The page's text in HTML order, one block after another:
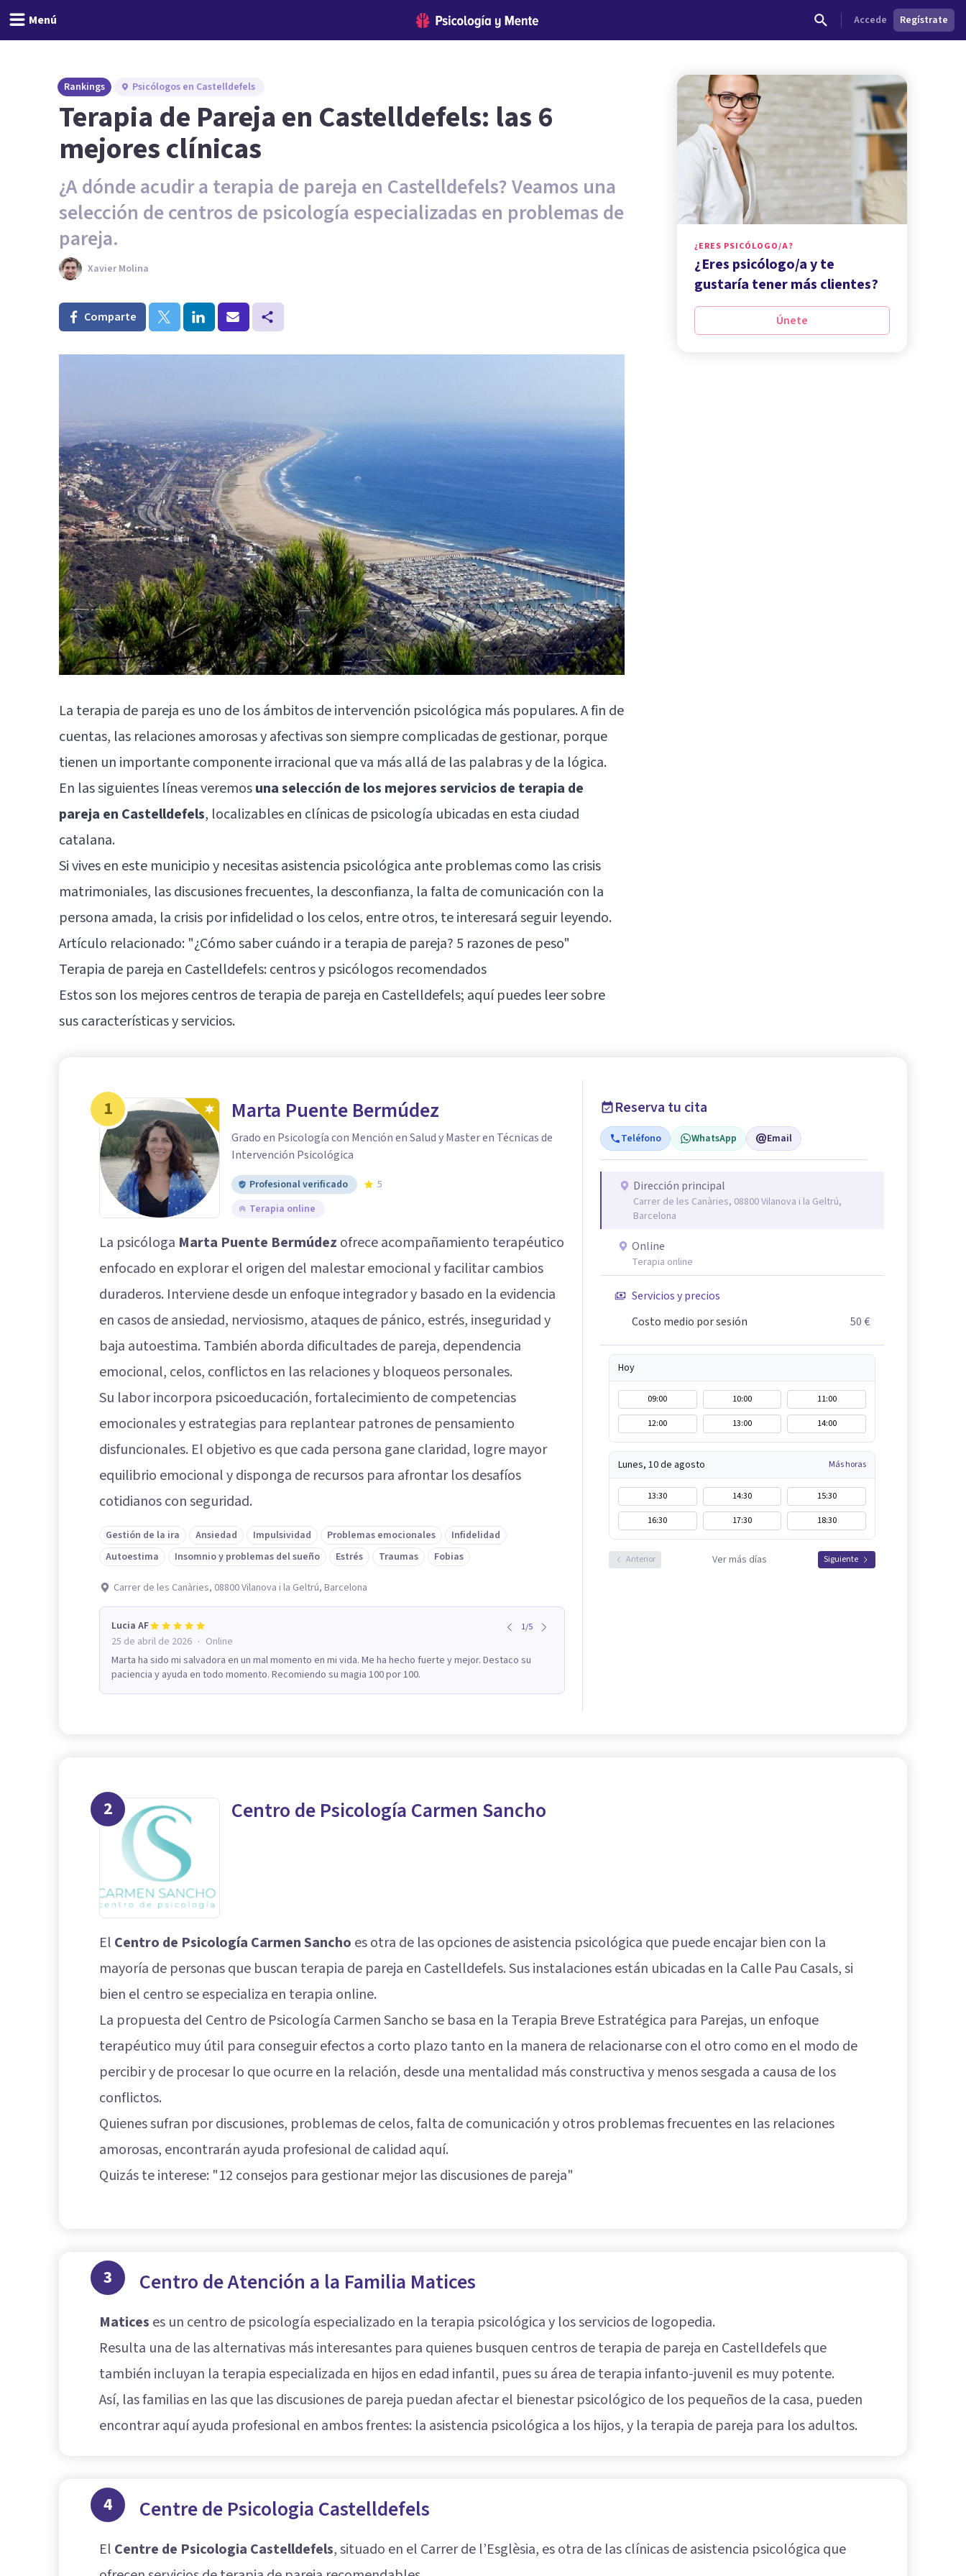
Menú Accede Regístrate
Rankings Psicólogos en Castelldefels
Terapia de Pareja en Castelldefels: las 6
mejores clínicas
¿A dónde acudir a terapia de pareja en Castelldefels? Veamos una
selección de centros de psicología especializadas en problemas de
pareja.
Xavier Molina
Comparte
La terapia de pareja es uno de los ámbitos de intervención psicológica más populares. A fin de
cuentas, las relaciones amorosas y afectivas son siempre complicadas de gestionar, porque
tienen un importante componente irracional que va más allá de las palabras y de la lógica.
En las siguientes líneas veremosuna selección de los mejores servicios de terapia de
pareja en Castelldefels, localizables en clínicas de psicología ubicadas en esta ciudad
catalana.
Si vives en este municipio y necesitas asistencia psicológica ante problemas como las crisis
matrimoniales, las discusiones frecuentes, la desconfianza, la falta de comunicación con la
persona amada, la crisis por infidelidad o los celos, entre otros, te interesará seguir leyendo.
Artículo relacionado: "¿Cómo saber cuándo ir a terapia de pareja? 5 razones de peso"
Terapia de pareja en Castelldefels: centros y psicólogos recomendados
Estos son los mejores centros de terapia de pareja en Castelldefels; aquí puedes leer sobre
sus características y servicios.
¿ERES PSICÓLOGO/A?
¿Eres psicólogo/a y te
gustaría tener más clientes?
Únete
1 Marta Puente Bermúdez
Grado en Psicología con Mención en Salud y Master en Técnicas de
Intervención Psicológica
Profesional verificado
5
Terapia online
La psicóloga Marta Puente Bermúdez ofrece acompañamiento terapéutico
enfocado en explorar el origen del malestar emocional y facilitar cambios
duraderos. Interviene desde un enfoque integrador y basado en la evidencia
en casos de ansiedad, nerviosismo, ataques de pánico, estrés, inseguridad y
baja autoestima. También aborda dificultades de pareja, dependencia
emocional, celos, conflictos en las relaciones y bloqueos personales.
Su labor incorpora psicoeducación, fortalecimiento de competencias
emocionales y estrategias para replantear patrones de pensamiento
disfuncionales. El objetivo es que cada persona gane claridad, logre mayor
equilibrio emocional y disponga de recursos para afrontar los desafíos
cotidianos con seguridad.
Gestión de la ira Ansiedad Impulsividad Problemas emocionales
Infidelidad
Autoestima
Insomnio y problemas del sueño Estrés Traumas Fobias
Carrer de les Canàries, 08800 Vilanova i la Geltrú, Barcelona
Lucia AF 1/5
25 de abril de 2026 · Online
Marta ha sido mi salvadora en un mal momento en mi vida. Me ha hecho fuerte y mejor. Destaco su
paciencia y ayuda en todo momento. Recomiendo su magia 100 por 100.
Reserva tu cita
Teléfono WhatsApp Email
Dirección principal
Carrer de les Canàries, 08800 Vilanova i la Geltrú,
Barcelona
Online
Terapia online
Servicios y precios
Costo medio por sesión
50 €
Hoy
09:00 10:00
11:00
12:00
13:00 14:00
Lunes, 10 de agosto Más horas
13:30 14:30
15:30
16:30
17:30 18:30
Anterior Ver más días Siguiente
2 Centro de Psicología Carmen Sancho
El Centro de Psicología Carmen Sancho es otra de las opciones de asistencia psicológica que puede encajar bien con la
mayoría de personas que buscan terapia de pareja en Castelldefels. Sus instalaciones están ubicadas en la Calle Pau Casals, si
bien el centro se especializa en terapia online.
La propuesta del Centro de Psicología Carmen Sancho se basa en la Terapia Breve Estratégica para Parejas, un enfoque
terapéutico muy útil para conseguir efectos a corto plazo tanto en la manera de relacionarse con el otro como en el modo de
percibir y de procesar lo que ocurre en la relación, desde una mentalidad más constructiva y menos sesgada a causa de los
conflictos.
Quienes sufran por discusiones, problemas de celos, falta de comunicación y otros problemas frecuentes en las relaciones
amorosas, encontrarán ayuda profesional de calidad aquí.
Quizás te interese: "12 consejos para gestionar mejor las discusiones de pareja"
3 Centro de Atención a la Familia Matices
Matices es un centro de psicología especializado en la terapia psicológica y los servicios de logopedia.
Resulta una de las alternativas más interesantes para quienes busquen centros de terapia de pareja en Castelldefels que
también incluyan la terapia especializada en hijos en edad infantil, pues su área de terapia infanto-juvenil es muy potente.
Así, las familias en las que las discusiones de pareja puedan afectar el bienestar psicológico de los pequeños de la casa, pueden
encontrar aquí ayuda profesional en ambos frentes: la asistencia psicológica a los hijos, y la terapia de pareja para los adultos.
4 Centre de Psicologia Castelldefels
El Centre de Psicologia Castelldefels, situado en el Carrer de l’Esglèsia, es otra de las clínicas de asistencia psicológica que